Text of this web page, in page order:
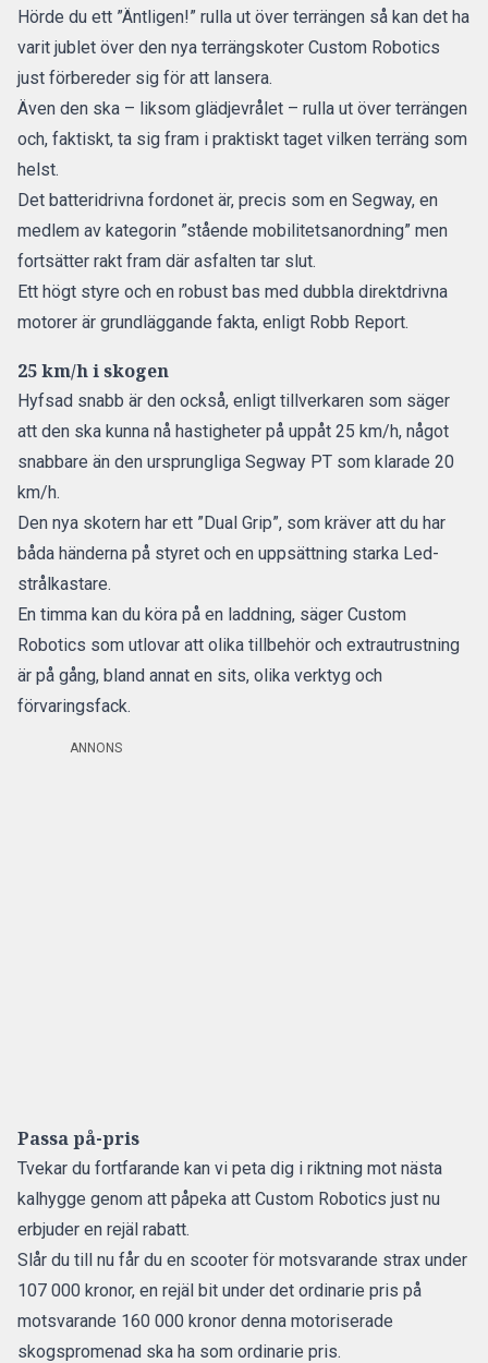
Hörde du ett ”Äntligen!” rulla ut över terrängen så kan det ha
varit jublet över den nya terrängskoter Custom Robotics
just förbereder sig för att lansera.
Även den ska – liksom glädjevrålet – rulla ut över terrängen
och, faktiskt, ta sig fram i praktiskt taget vilken terräng som
helst.
Det batteridrivna fordonet är, precis som en Segway, en
medlem av kategorin ”stående mobilitetsanordning” men
fortsätter rakt fram där asfalten tar slut.
Ett högt styre och en robust bas med dubbla direktdrivna
motorer är grundläggande fakta, enligt Robb Report.
25 km/h i skogen
Hyfsad snabb är den också, enligt tillverkaren som säger
att den ska kunna nå hastigheter på uppåt 25 km/h, något
snabbare än den ursprungliga Segway PT som klarade 20
km/h.
Den nya skotern har ett ”Dual Grip”, som kräver att du har
båda händerna på styret och en uppsättning starka Led-
strålkastare.
En timma kan du köra på en laddning, säger Custom
Robotics som utlovar att olika tillbehör och extrautrustning
är på gång, bland annat en sits, olika verktyg och
förvaringsfack.
ANNONS
Passa på-pris
Tvekar du fortfarande kan vi peta dig i riktning mot nästa
kalhygge genom att påpeka att Custom Robotics just nu
erbjuder en rejäl rabatt.
Slår du till nu får du en scooter för motsvarande strax under
107 000 kronor, en rejäl bit under det ordinarie pris på
motsvarande 160 000 kronor denna motoriserade
skogspromenad ska ha som ordinarie pris.